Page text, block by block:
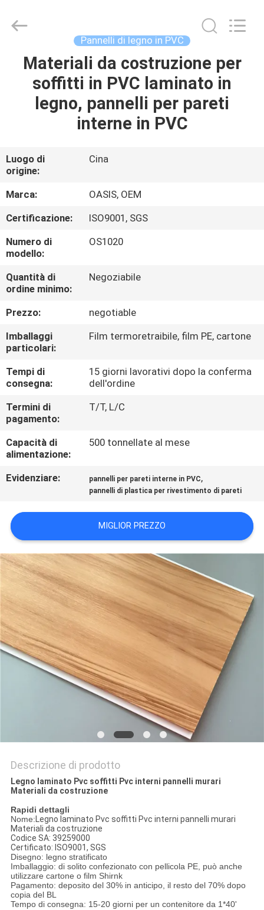
CASA
PRODOTTI
NOI
GIRO
DELLA
FABBRICA
CONTROLLO
DI
QUALITÀ
CONTATTICI
RICHIEDA
UNA
CITAZIONE
DEL
SITO
PRIVACY
POLICY
Building
Material
Pannelli di legno in PVC
Materiali da costruzione per
soffitti in PVC laminato in
legno, pannelli per pareti
interne in PVC
Luogo di
origine:
Cina
Marca:
OASIS, OEM
Certificazione:
ISO9001, SGS
Numero di
modello:
OS1020
Quantità di
ordine minimo:
Negoziabile
Prezzo:
negotiable
Imballaggi
particolari:
Film termoretraibile, film PE, cartone
Tempi di
consegna:
15 giorni lavorativi dopo la conferma
dell'ordine
Termini di
pagamento:
T/T, L/C
Capacità di
alimentazione:
500 tonnellate al mese
Evidenziare: pannelli per pareti interne in PVC,
pannelli di plastica per rivestimento di pareti
MIGLIOR PREZZO
Descrizione di prodotto
Legno laminato Pvc soffitti Pvc interni pannelli murari
Materiali da costruzione
Rapidi dettagli
Nome:Legno laminato Pvc soffitti Pvc interni pannelli murari
Materiali da costruzione
Codice SA: 39259000
Certificato: ISO9001, SGS
Disegno: legno stratificato
Imballaggio: di solito confezionato con pellicola PE, può anche
utilizzare cartone o film Shirnk
Pagamento: deposito del 30% in anticipo, il resto del 70% dopo
copia del BL
Tempo di consegna: 15-20 giorni per un contenitore da 1*40'